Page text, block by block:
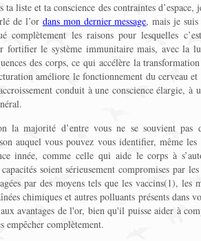
liste et ta conscience des contraintes d’espace,
de l’or dans mon dernier message, mais je
complètement les raisons pour lesquelles
fortifier le système immunitaire mais, avec la
des corps, ce qui accélère la
améliore le fonctionnement du cerveau
conduit à une conscience élargie, à
la majorité d’entre vous ne se souvient pas
auquel vous pouvez vous identifier, même
innée, comme celle qui aide le corps à
soient sérieusement compromises par
par des moyens tels que les vaccins(1), les
chimiques et autres polluants présents dans
avantages de l'or, bien qu'il puisse aider à
empêcher complètement.